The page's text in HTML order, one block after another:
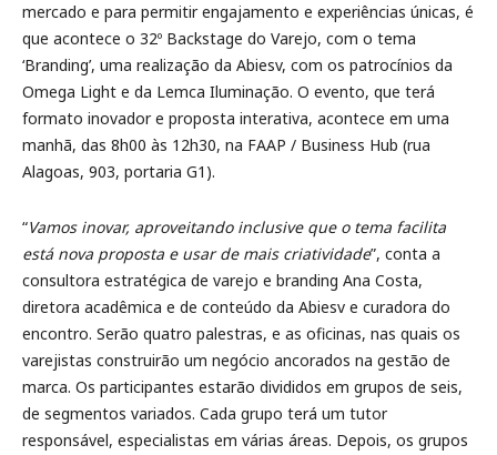
mercado e para permitir engajamento e experiências únicas, é
que acontece o 32º Backstage do Varejo, com o tema
‘Branding’, uma realização da Abiesv, com os patrocínios da
Omega Light e da Lemca Iluminação. O evento, que terá
formato inovador e proposta interativa, acontece em uma
manhã, das 8h00 às 12h30, na FAAP / Business Hub (rua
Alagoas, 903, portaria G1).
“Vamos inovar, aproveitando inclusive que o tema facilita
está nova proposta e usar de mais criatividade”, conta a
consultora estratégica de varejo e branding Ana Costa,
diretora acadêmica e de conteúdo da Abiesv e curadora do
encontro. Serão quatro palestras, e as oficinas, nas quais os
varejistas construirão um negócio ancorados na gestão de
marca. Os participantes estarão divididos em grupos de seis,
de segmentos variados. Cada grupo terá um tutor
responsável, especialistas em várias áreas. Depois, os grupos